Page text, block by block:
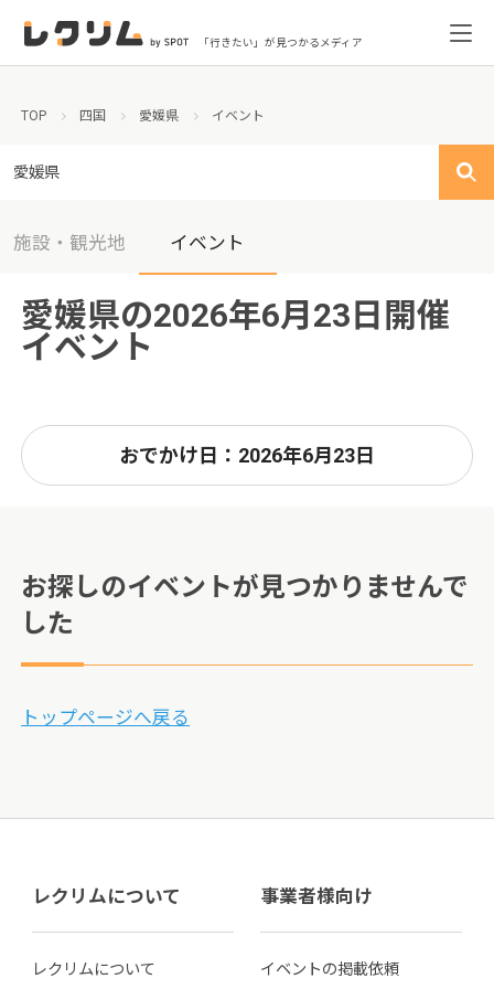
「行きたい」が見つかるメディア
TOP 四国 愛媛県 イベント
愛媛県
施設・観光地 イベント
愛媛県の2026年6月23日開催
イベント
おでかけ日：2026年6月23日
お探しのイベントが見つかりませんで
した
トップページへ戻る
レクリムについて
レクリムについて
事業者様向け
イベントの掲載依頼